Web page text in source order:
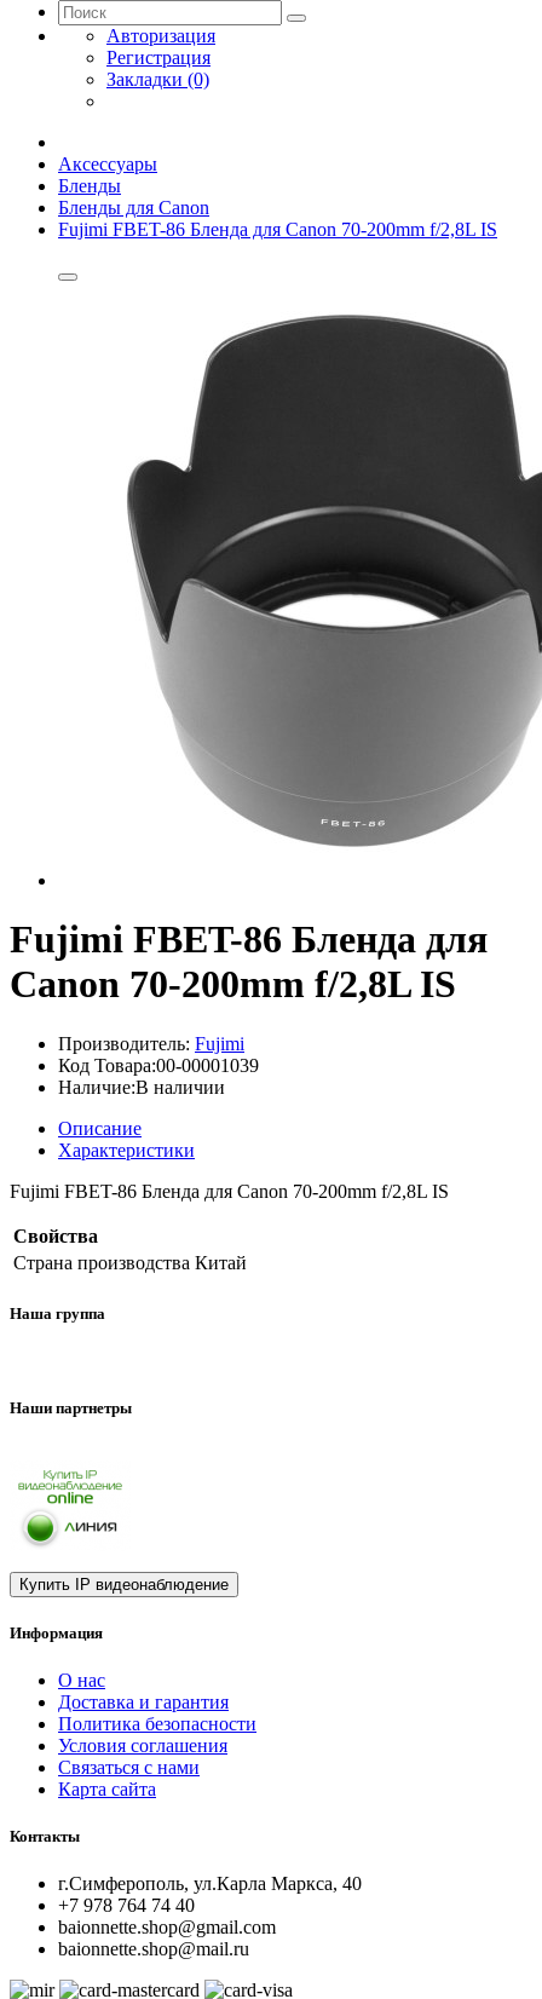
Авторизация
Регистрация
Закладки (0)
Аксессуары
Бленды
Бленды для Canon
Fujimi FBET-86 Бленда для Canon 70-200mm f/2,8L IS
Fujimi FBET-86 Бленда для
Canon 70-200mm f/2,8L IS
Производитель: Fujimi
Код Товара:00-00001039
Наличие:В наличии
Описание
Характеристики
Fujimi FBET-86 Бленда для Canon 70-200mm f/2,8L IS
Свойства
Страна производства Китай
Наша группа
Наши партнетры
Информация
О нас
Доставка и гарантия
Политика безопасности
Условия соглашения
Связаться с нами
Карта сайта
Контакты
г.Симферополь, ул.Карла Маркса, 40
+7 978 764 74 40
baionnette.shop@gmail.com
baionnette.shop@mail.ru